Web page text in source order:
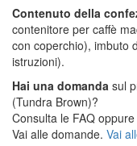
Contenuto della
contenitore per caffè
con coperchio), imbuto
istruzioni).
Hai una domanda sul
(Tundra Brown)?
Consulta le FAQ
Vai alle domande. Vai